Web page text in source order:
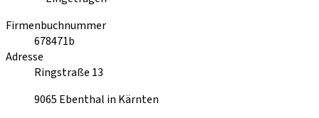
Firmenbuchnummer
678471b
Adresse
Ringstraße 13
9065 Ebenthal in Kärnten